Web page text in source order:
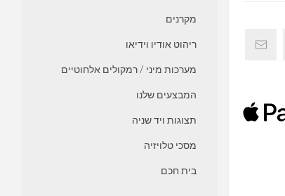
מקרנים
ריהוט אודיו וידיאו
מערכות מיני / רמקולים אלחוטיים
המבצעים שלנו
תצוגות ויד שניה
מסכי טלויזיה
בית חכם